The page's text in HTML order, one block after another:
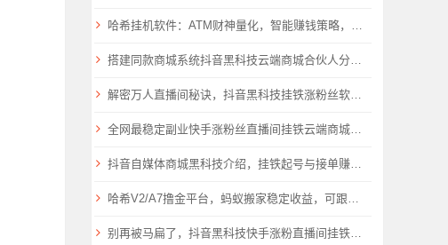
哈希挂机软件：ATM财神量化，智能赚钱策略，支持所有哈希平台，永久躺赚！
搭建同款商城系统抖音黑科技云端商城合伙人分站，自用省钱，副业赚钱
解密万人直播间秘诀，抖音黑科技挂铁涨粉丝软件云端商城助你飞
全网最稳定副业快手涨粉丝直播间挂铁云端商城抖音黑科技合伙人
抖音自媒体商城黑科技介绍，挂铁起号与接单赚钱流程详解
哈希V2/A7撸金平台，蚂蚁搬家稳定收益，可跟单或者脚本挂机量化！
别再被马扁了，抖音黑科技快手涨粉直播间挂铁小可爱云端商城免费送了